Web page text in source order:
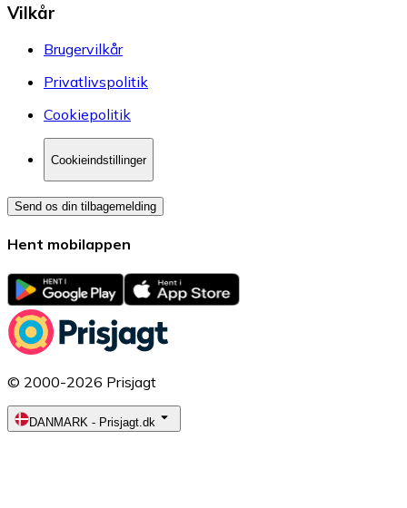
Vilkår
Brugervilkår
Privatlivspolitik
Cookiepolitik
Cookieindstillinger
Send os din tilbagemelding
Hent mobilappen
© 2000-2026 Prisjagt
DANMARK - Prisjagt.dk